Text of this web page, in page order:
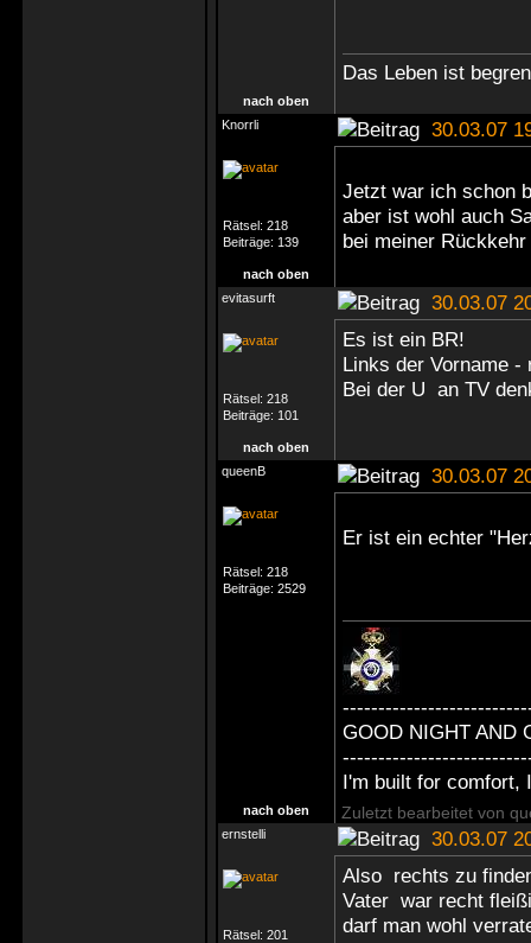
Das Leben ist
nach oben
Knorrli
30.03.07
Rätsel: 218
Beiträge: 139
Jetzt war ich schon
aber ist wohl auch
bei meiner
nach oben
evitasurft
30.03.07
Rätsel: 218
Beiträge: 101
Es ist ein BR!
Links der Vorname
Bei der U an TV
nach oben
queenB
30.03.07
Rätsel: 218
Beiträge: 2529
Er ist ein echter
GOOD NIGHT AND
I'm built for comfort,
nach oben Zuletzt bearbeitet von
ernstelli 30.03.07
Rätsel: 201
Also rechts zu
Vater war recht
darf man wohl